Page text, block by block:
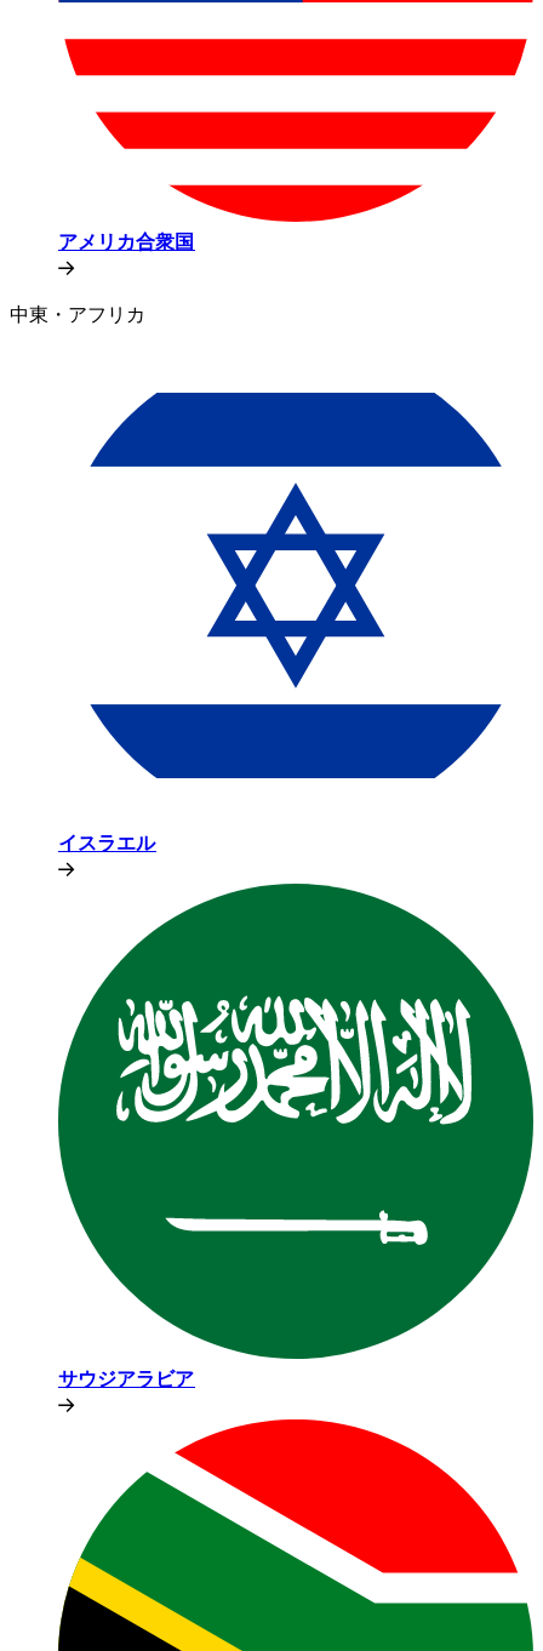
アメリカ合衆国​​
中東・アフリカ​​
イスラエル​​
サウジアラビア​​